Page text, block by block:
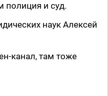
полиция и суд.
наук Алексей
канал, там тоже